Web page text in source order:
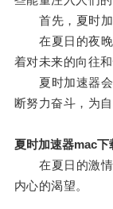
首先，夏时加
在夏日的夜晚
着对未来的向往和
夏时加速器会
断努力奋斗，为
夏时加速器mac下
在夏日的激情
内心的渴望。